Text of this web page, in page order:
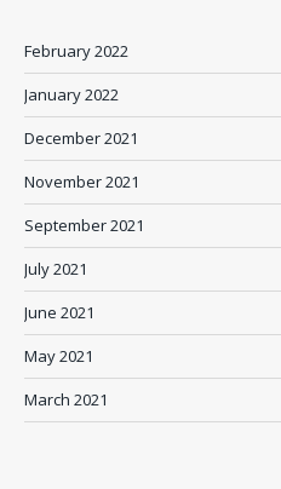
February 2022
January 2022
December 2021
November 2021
September 2021
July 2021
June 2021
May 2021
March 2021